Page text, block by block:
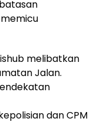
melibatkan
Jalan.
dan CPM